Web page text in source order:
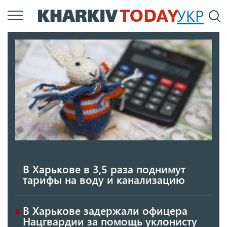
Перейти
к
содержанию
УКР
В Харькове в 3,5 раза поднимут
тарифы на воду и канализацию
В Харькове задержали офицера
Нацгвардии за помощь уклонисту